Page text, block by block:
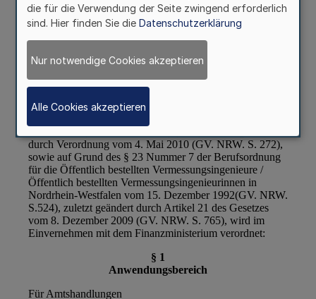
die für die Verwendung der Seite zwingend erforderlich
sind. Hier finden Sie die Datenschutzerklärung
Nur notwendige Cookies akzeptieren
Alle Cookies akzeptieren